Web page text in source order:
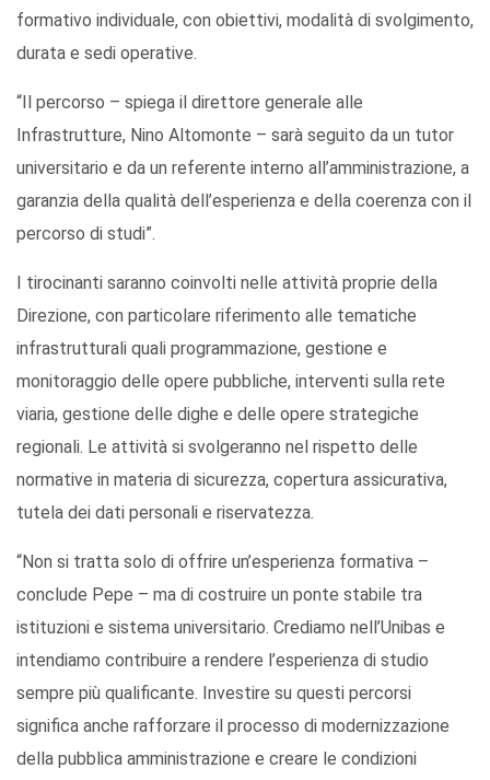
formativo individuale, con obiettivi, modalità di svolgimento,
durata e sedi operative.
“Il percorso – spiega il direttore generale alle
Infrastrutture, Nino Altomonte – sarà seguito da un tutor
universitario e da un referente interno all’amministrazione, a
garanzia della qualità dell’esperienza e della coerenza con il
percorso di studi”.
I tirocinanti saranno coinvolti nelle attività proprie della
Direzione, con particolare riferimento alle tematiche
infrastrutturali quali programmazione, gestione e
monitoraggio delle opere pubbliche, interventi sulla rete
viaria, gestione delle dighe e delle opere strategiche
regionali. Le attività si svolgeranno nel rispetto delle
normative in materia di sicurezza, copertura assicurativa,
tutela dei dati personali e riservatezza.
“Non si tratta solo di offrire un’esperienza formativa –
conclude Pepe – ma di costruire un ponte stabile tra
istituzioni e sistema universitario. Crediamo nell’Unibas e
intendiamo contribuire a rendere l’esperienza di studio
sempre più qualificante. Investire su questi percorsi
significa anche rafforzare il processo di modernizzazione
della pubblica amministrazione e creare le condizioni